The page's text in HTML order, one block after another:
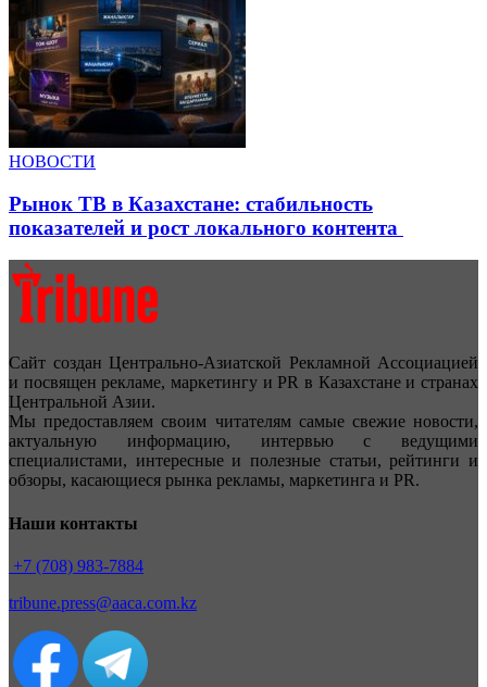
НОВОСТИ
Рынок ТВ в Казахстане: стабильность
показателей и рост локального контента
Сайт создан Центрально-Азиатской Рекламной Ассоциацией
и посвящен рекламе, маркетингу и PR в Казахстане и странах
Центральной Азии.
Мы предоставляем своим читателям самые свежие новости,
актуальную информацию, интервью с ведущими
специалистами, интересные и полезные статьи, рейтинги и
обзоры, касающиеся рынка рекламы, маркетинга и PR.
Наши контакты
+7 (708) 983-7884
tribune.press@aaca.com.kz